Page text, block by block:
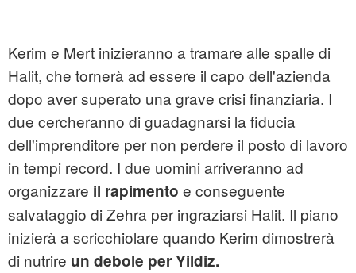
Kerim e Mert inizieranno a tramare alle spalle di
Halit, che tornerà ad essere il capo dell'azienda
dopo aver superato una grave crisi finanziaria. I
due cercheranno di guadagnarsi la fiducia
dell'imprenditore per non perdere il posto di lavoro
in tempi record. I due uomini arriveranno ad
organizzare il rapimento e conseguente
salvataggio di Zehra per ingraziarsi Halit. Il piano
inizierà a scricchiolare quando Kerim dimostrerà
di nutrire un debole per Yildiz.